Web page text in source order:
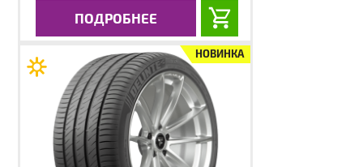
ПОДРОБНЕЕ
НОВИНКА